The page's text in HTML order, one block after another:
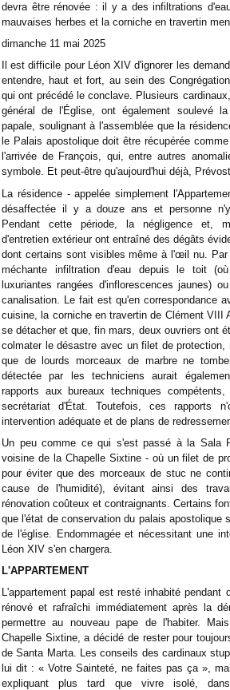
devra être rénovée : il y a des infiltrations
mauvaises herbes et la corniche en travertin
dimanche 11 mai 2025
Il est difficile pour Léon XIV d'ignorer les
entendre, haut et fort, au sein des
qui ont précédé le conclave. Plusieurs
général de l'Église, ont également soulevé
papale, soulignant à l'assemblée que la
le Palais apostolique doit être récupérée
l'arrivée de François, qui, entre autres
symbole. Et peut-être qu'aujourd'hui déjà,
La résidence - appelée simplement
désaffectée il y a douze ans et personne
Pendant cette période, la négligence et,
d'entretien extérieur ont entraîné des dégâts
dont certains sont visibles même à l'œil nu. Par
méchante infiltration d'eau depuis le toit
luxuriantes rangées d'inflorescences jaunes)
canalisation. Le fait est qu'en correspondance
cuisine, la corniche en travertin de Clément VIII
se détacher et que, fin mars, deux ouvriers ont
colmater le désastre avec un filet de
que de lourds morceaux de marbre ne
détectée par les techniciens aurait
rapports aux bureaux techniques
secrétariat d'État. Toutefois, ces rapports
intervention adéquate et de plans de
Un peu comme ce qui s'est passé à la Sala
voisine de la Chapelle Sixtine - où un filet de
pour éviter que des morceaux de stuc ne
cause de l'humidité), évitant ainsi des
rénovation coûteux et contraignants. Certains
que l'état de conservation du palais apostolique
de l'église. Endommagée et nécessitant une
Léon XIV s'en chargera.
L'APPARTEMENT
L'appartement papal est resté inhabité
rénové et rafraîchi immédiatement après la
permettre au nouveau pape de l'habiter.
Chapelle Sixtine, a décidé de rester pour
de Santa Marta. Les conseils des cardinaux
lui dit : « Votre Sainteté, ne faites pas ça »,
expliquant plus tard que vivre isolé,